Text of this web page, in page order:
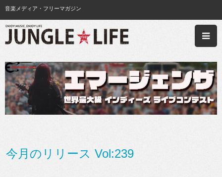
音楽メディア・フリーマガジン
今月のリリース Vol:239